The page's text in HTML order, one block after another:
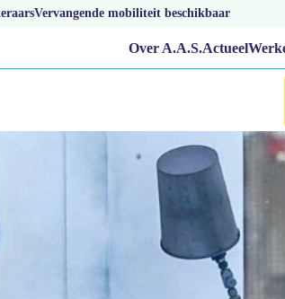
Vervangende mobiliteit beschikbaar
Over A.A.S.Actueel